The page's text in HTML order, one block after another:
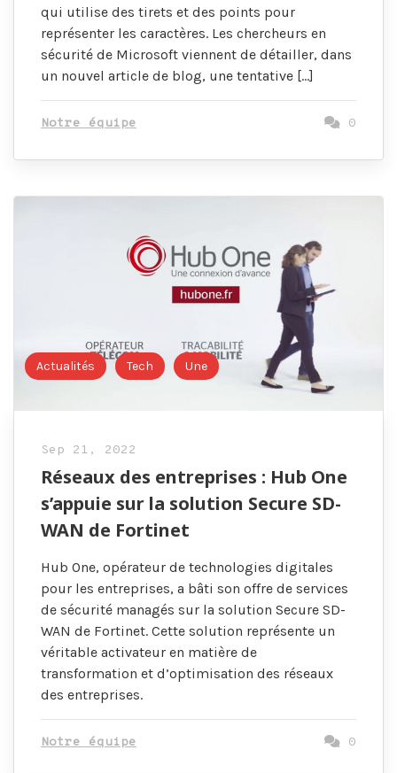
qui utilise des tirets et des points pour
représenter les caractères. Les chercheurs en
sécurité de Microsoft viennent de détailler, dans
un nouvel article de blog, une tentative […]
Notre équipe 0
Actualités Tech Une
Sep 21, 2022
Réseaux des entreprises : Hub One
s’appuie sur la solution Secure SD-
WAN de Fortinet
Hub One, opérateur de technologies digitales
pour les entreprises, a bâti son offre de services
de sécurité managés sur la solution Secure SD-
WAN de Fortinet. Cette solution représente un
véritable activateur en matière de
transformation et d’optimisation des réseaux
des entreprises.
Notre équipe 0